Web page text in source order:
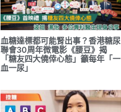
血糖達標都可能腎出事？香港糖尿
聯會30周年微電影《腰豆》揭
「糖友四大僥倖心態」籲每年「一
血一尿」